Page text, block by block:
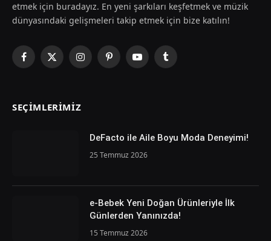
etmek için buradayız. En yeni şarkıları keşfetmek ve müzik
dünyasındaki gelişmeleri takip etmek için bize katılın!
Facebook
X
InstagramPinterestYouTubeTumblr
SEÇIMLERIMIZ
DeFacto ile Aile Boyu Moda Deneyimi!
25 Temmuz 2026
e-Bebek Yeni Doğan Ürünleriyle İlk
Günlerden Yanınızda!
15 Temmuz 2026